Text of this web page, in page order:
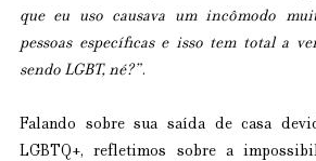
que eu uso causava um incômodo
pessoas específicas e isso tem total a
sendo LGBT, né?”.
Falando sobre sua saída de casa
LGBTQ+, refletimos sobre a